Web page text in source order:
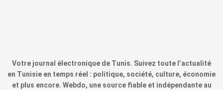
Votre journal électronique de Tunis. Suivez toute l’actualité
en Tunisie en temps réel : politique, société, culture, économie
et plus encore. Webdo, une source fiable et indépendante au